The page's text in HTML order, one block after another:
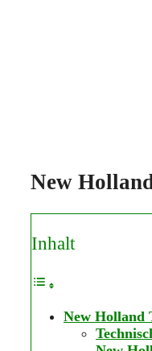
New
Inhalt
New Holland